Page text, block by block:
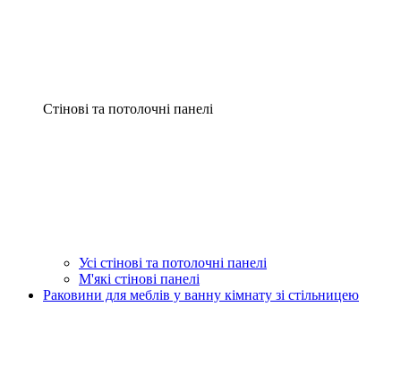
Стінові та потолочні панелі
Усі стінові та потолочні панелі
М'які стінові панелі
Раковини для меблів у ванну кімнату зі стільницею